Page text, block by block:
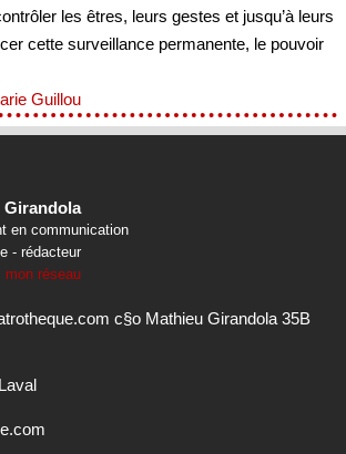
les êtres, leurs gestes et jusqu’à leurs
cette surveillance permanente, le pouvoir
Guillou
Girandola
en communication
- rédacteur
mon réseau
c§o Mathieu Girandola 35B